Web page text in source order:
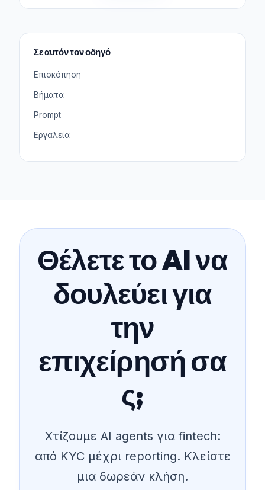
Σε αυτόν τον οδηγό
Επισκόπηση
Βήματα
Prompt
Εργαλεία
Θέλετε το AI να
δουλεύει για
την
επιχείρησή σα
ς;
Χτίζουμε AI agents για fintech:
από KYC μέχρι reporting. Κλείστε
μια δωρεάν κλήση.